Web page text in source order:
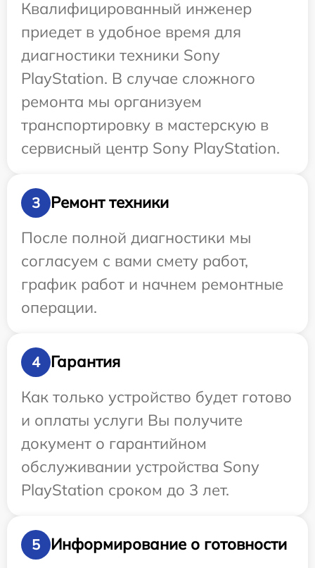
Квалифицированный инженер
приедет в удобное время для
диагностики техники Sony
PlayStation. В случае сложного
ремонта мы организуем
транспортировку в мастерскую в
сервисный центр Sony PlayStation.
3
Ремонт техники
После полной диагностики мы
согласуем с вами смету работ,
график работ и начнем ремонтные
операции.
4
Гарантия
Как только устройство будет готово
и оплаты услуги Вы получите
документ о гарантийном
обслуживании устройства Sony
PlayStation сроком до 3 лет.
5
Информирование о готовности